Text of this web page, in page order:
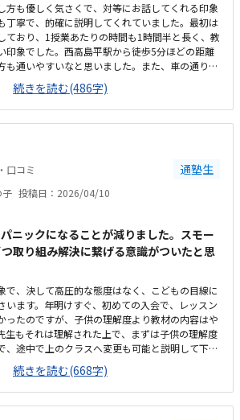
方も優しく気さくで、対等にお話してくれる印象
丁寧で、的確に説明してくれていました。最初は
ており、1授業あたりの時間も1時間半と長く、教
印象でした。西高島平駅から徒歩5分ほどの距離
も通いやすいなと思いました。また、車の通りが
全に通えます。とても綺麗で、リラックスしてで
ンも4台ほどあり、個別に気軽に分からないこと
す。授業内容やレッスン時間に対して、とても良
ます。10,000円くらいの予算で探していたので、
す。先生が優しく、長年の経験がある先生で安
ったです。子どもが楽しそうに授業を受けていた
が終わった帰り道に、「ここに通いたい！ここじ
れたカリキュラムなので、個人のペースで進め
なと思いました。
続きを読む(486字)
口コミ 通塾生
子 投稿日：2026/04/10
ニックになることが減りました。スモー
取り組み解決に繋げる意識がついたと思
で、決して高圧的な態度はなく、こどもの目線に
います。年明けすぐ、初めての入会で、レッスン
ったのですが、子供の理解度より教材の内容はや
生もそれは理解された上で、まずは子供の理解度
、途中で上のクラスへ変更も可能と説明して下さ
で徐々に上のクラスへ変更していきましょうとご
キュラム対応いただいていると感じました。徒歩
、建物の取り壊しが数年内にあるかもしれないと
すい場所となるか少し不安があります。建物はと
続きを読む(668字)